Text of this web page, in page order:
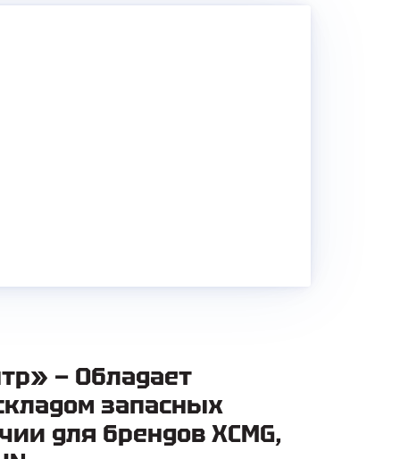
— Обладает
запасных
для брендов XCMG,